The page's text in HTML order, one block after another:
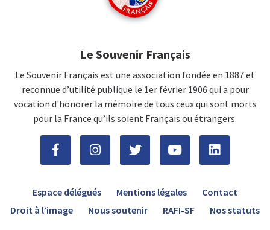
Le Souvenir Français
Le Souvenir Français est une association fondée en 1887 et
reconnue d’utilité publique le 1er février 1906 qui a pour
vocation d'honorer la mémoire de tous ceux qui sont morts
pour la France qu’ils soient Français ou étrangers.
Espace délégués Mentions légales
Contact
Droit à l’image
Nous soutenir RAFI-SF Nos statuts